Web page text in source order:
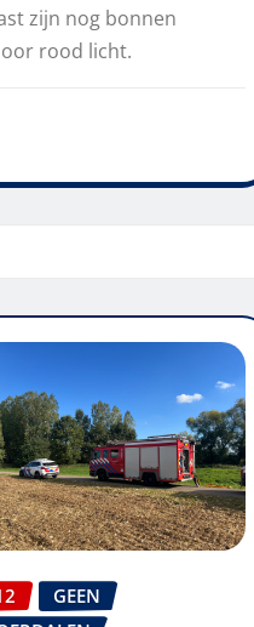
zijn nog bonnen
rood licht.
GEEN